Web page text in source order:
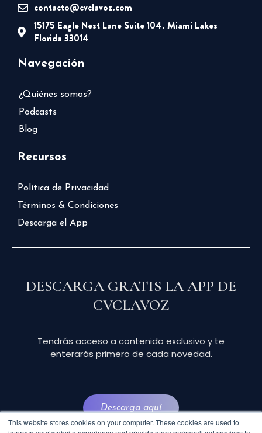
This website stores cookies on your computer. These cookies are used to
contacto@cvclavoz.com
15175 Eagle Nest Lane Suite 104. Miami Lakes
Florida 33014
Navegación
¿Quiénes somos?
Podcasts
Blog
Recursos
Política de Privacidad
Términos & Condiciones
Descarga el App
DESCARGA GRATIS LA APP DE
CVCLAVOZ
Tendrás acceso a contenido exclusivo y te
enterarás primero de cada novedad.
Descarga aquí